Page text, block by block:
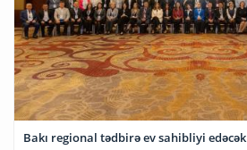
Bakı regional tədbirə ev sahibliyi edəcək